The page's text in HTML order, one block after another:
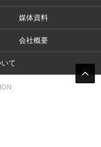
媒体資料
会社概要
て